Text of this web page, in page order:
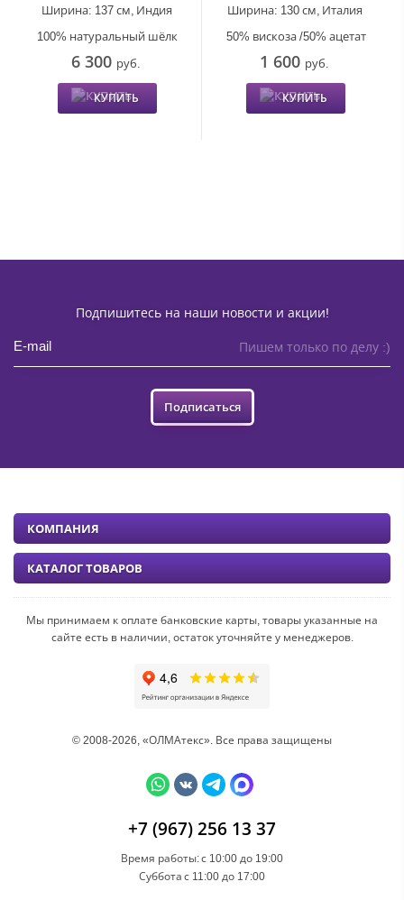
Индия
Ширина: 137 см,
100% натуральный шёлк
6 300 руб.
КУПИТЬ
Италия
Ширина: 130 см,
50% вискоза /50% ацетат
1 600 руб.
КУПИТЬ
Подпишитесь на наши новости и акции!
Пишем только по делу :)
Подписаться
Мы принимаем к оплате банковские карты, товары указанные на
сайте есть в наличии, остаток уточняйте у менеджеров.
© 2008-2026, «ОЛМАтекс». Все права защищены
КОМПАНИЯ
КАТАЛОГ ТОВАРОВ
+7 (967) 256 13 37
Время работы:с 10:00 до 19:00
Субботас 11:00 до 17:00